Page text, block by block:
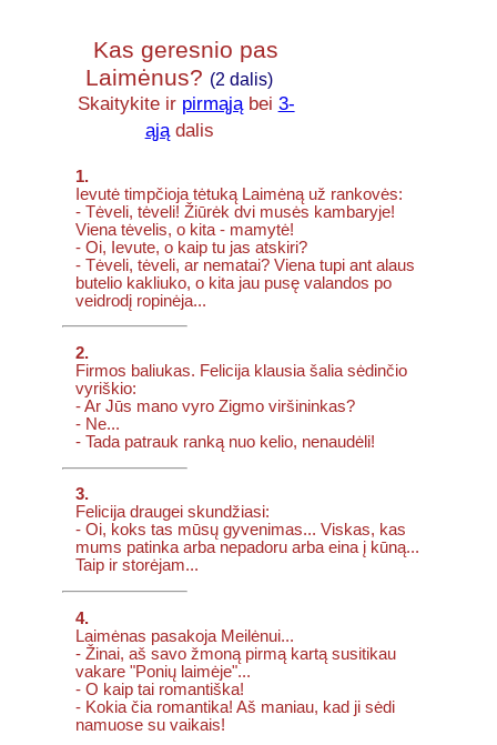
Kas geresnio pas
Laimėnus? (2 dalis)
Skaitykite ir pirmąjąbei 3-
ąjądalis
1.
Ievutė timpčioja tėtuką Laimėną už rankovės:
- Tėveli, tėveli! Žiūrėk dvi musės kambaryje!
Viena tėvelis, o kita - mamytė!
- Oi, Ievute, o kaip tu jas atskiri?
- Tėveli, tėveli, ar nematai? Viena tupi ant alaus
butelio kakliuko, o kita jau pusę valandos po
veidrodį ropinėja...
2.
Firmos baliukas. Felicija klausia šalia sėdinčio
vyriškio:
- Ar Jūs mano vyro Zigmo viršininkas?
- Ne...
- Tada patrauk ranką nuo kelio, nenaudėli!
3.
Felicija draugei skundžiasi:
- Oi, koks tas mūsų gyvenimas... Viskas, kas
mums patinka arba nepadoru arba eina į kūną...
Taip ir storėjam...
4.
Laimėnas pasakoja Meilėnui...
- Žinai, aš savo žmoną pirmą kartą susitikau
vakare "Ponių laimėje"...
- O kaip tai romantiška!
- Kokia čia romantika! Aš maniau, kad ji sėdi
namuose su vaikais!